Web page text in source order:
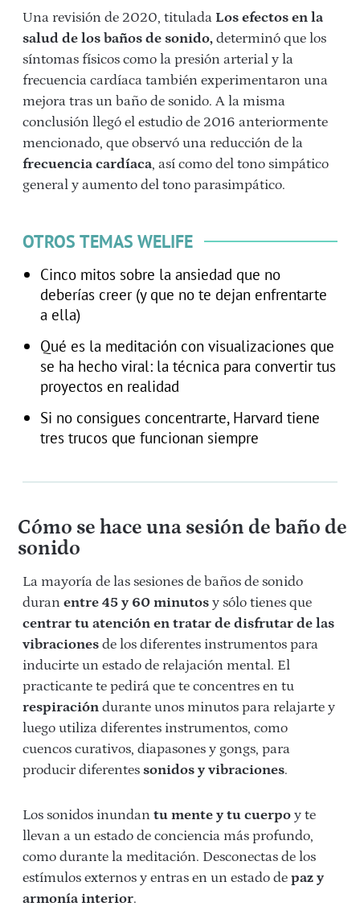
Una revisión de 2020, titulada Los efectos en la
salud de los baños de sonido, determinó que los
síntomas físicos como la presión arterial y la
frecuencia cardíaca también experimentaron una
mejora tras un baño de sonido. A la misma
conclusión llegó el estudio de 2016 anteriormente
mencionado, que observó una reducción de la
frecuencia cardíaca, así como del tono simpático
general y aumento del tono parasimpático.
OTROS TEMAS WELIFE
Cinco mitos sobre la ansiedad que no
deberías creer (y que no te dejan enfrentarte
a ella)
Qué es la meditación con visualizaciones que
se ha hecho viral: la técnica para convertir tus
proyectos en realidad
Si no consigues concentrarte, Harvard tiene
tres trucos que funcionan siempre
Cómo se hace una sesión de baño de
sonido
La mayoría de las sesiones de baños de sonido
duran entre 45 y 60 minutos y sólo tienes que
centrar tu atención en tratar de disfrutar de las
vibraciones de los diferentes instrumentos para
inducirte un estado de relajación mental. El
practicante te pedirá que te concentres en tu
respiración durante unos minutos para relajarte y
luego utiliza diferentes instrumentos, como
cuencos curativos, diapasones y gongs, para
producir diferentes sonidos y vibraciones.
Los sonidos inundan tu mente y tu cuerpo y te
llevan a un estado de conciencia más profundo,
como durante la meditación. Desconectas de los
estímulos externos y entras en un estado de paz y
armonía interior.